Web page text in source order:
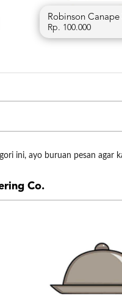
Robinson Canape
Rp. 100.000
ini, ayo buruan pesan agar
Co.